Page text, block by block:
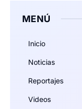
MENÚ
Inicio
Noticias
Reportajes
Videos